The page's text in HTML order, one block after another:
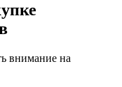
внимание на